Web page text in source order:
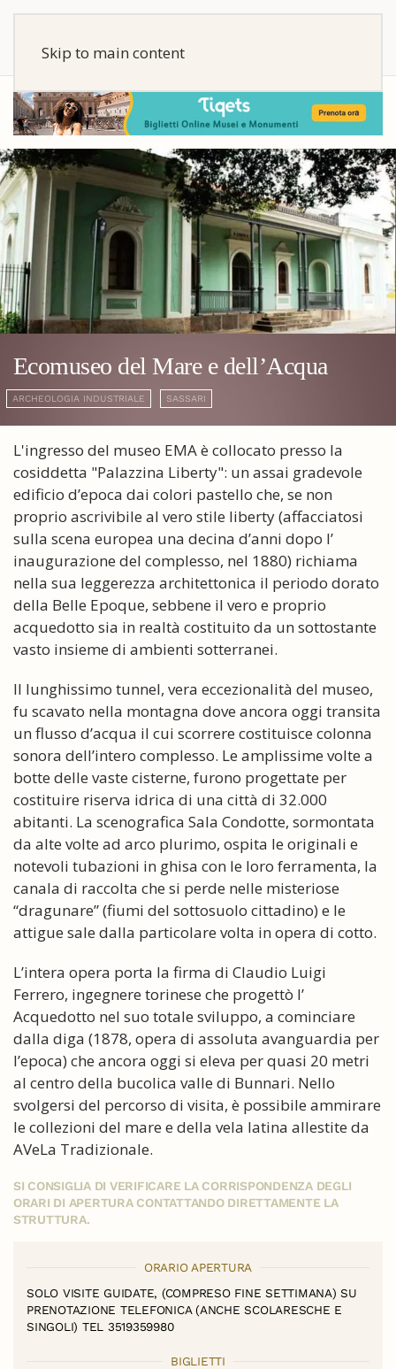
Skip to main content
Ecomuseo del Mare e dell’Acqua
ARCHEOLOGIA INDUSTRIALE SASSARI
L'ingresso del museo EMA è collocato presso la
cosiddetta "Palazzina Liberty": un assai gradevole
edificio d’epoca dai colori pastello che, se non
proprio ascrivibile al vero stile liberty (affacciatosi
sulla scena europea una decina d’anni dopo l’
inaugurazione del complesso, nel 1880) richiama
nella sua leggerezza architettonica il periodo dorato
della Belle Epoque, sebbene il vero e proprio
acquedotto sia in realtà costituito da un sottostante
vasto insieme di ambienti sotterranei.
Il lunghissimo tunnel, vera eccezionalità del museo,
fu scavato nella montagna dove ancora oggi transita
un flusso d’acqua il cui scorrere costituisce colonna
sonora dell’intero complesso. Le amplissime volte a
botte delle vaste cisterne, furono progettate per
costituire riserva idrica di una città di 32.000
abitanti. La scenografica Sala Condotte, sormontata
da alte volte ad arco plurimo, ospita le originali e
notevoli tubazioni in ghisa con le loro ferramenta, la
canala di raccolta che si perde nelle misteriose
“dragunare” (fiumi del sottosuolo cittadino) e le
attigue sale dalla particolare volta in opera di cotto.
L’intera opera porta la firma di Claudio Luigi
Ferrero, ingegnere torinese che progettò l’
Acquedotto nel suo totale sviluppo, a cominciare
dalla diga (1878, opera di assoluta avanguardia per
l’epoca) che ancora oggi si eleva per quasi 20 metri
al centro della bucolica valle di Bunnari. Nello
svolgersi del percorso di visita, è possibile ammirare
le collezioni del mare e della vela latina allestite da
AVeLa Tradizionale.
SI CONSIGLIA DI VERIFICARE LA CORRISPONDENZA DEGLI
ORARI DI APERTURA CONTATTANDO DIRETTAMENTE LA
STRUTTURA.
ORARIO APERTURA
SOLO VISITE GUIDATE, (COMPRESO FINE SETTIMANA) SU
PRENOTAZIONE TELEFONICA (ANCHE SCOLARESCHE E
SINGOLI) TEL 3519359980
BIGLIETTI